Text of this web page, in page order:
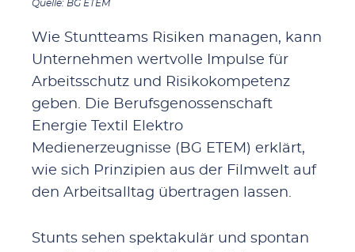
Quelle: BG ETEM
Wie Stuntteams Risiken managen, kann
Unternehmen wertvolle Impulse für
Arbeitsschutz und Risikokompetenz
geben. Die Berufsgenossenschaft
Energie Textil Elektro
Medienerzeugnisse (BG ETEM) erklärt,
wie sich Prinzipien aus der Filmwelt auf
den Arbeitsalltag übertragen lassen.
Stunts sehen spektakulär und spontan